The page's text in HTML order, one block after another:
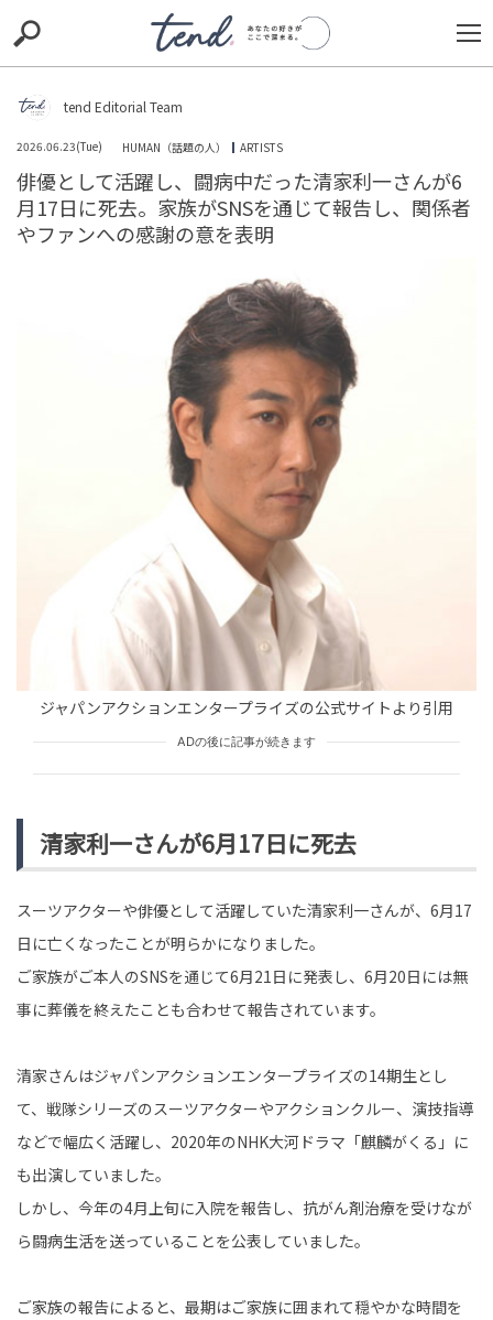
trill nordot RECOMMEND ARENA TOP
「お前の仕事なんて意味がない」と言い放った上司が、
突然退職…その後、私に連絡してきたワケ【短編小説】
TREND（トレンド深堀）
STORY
tend Editorial Team
「あの子、言うこと聞かないんですよ」表ではフォロー
役だった先輩が課長に放っていた嘘。翌日、私が態度を
変えた結果
TREND（トレンド深堀）
STORY
tend Editorial Team
「ニコニコ超会議」でひろゆき氏が襲撃被害、主催のド
対応をしてはいけない...
tend Editorial Team
2026.06.23(Tue) HUMAN（話題の人） ARTISTS
俳優として活躍し、闘病中だった清家利一さんが6
月17日に死去。家族がSNSを通じて報告し、関係者
やファンへの感謝の意を表明
ジャパンアクションエンタープライズの公式サイトより引用
ADの後に記事が続きます
清家利一さんが6月17日に死去
スーツアクターや俳優として活躍していた清家利一さんが、6月17
日に亡くなったことが明らかになりました。
ご家族がご本人のSNSを通じて6月21日に発表し、6月20日には無
事に葬儀を終えたことも合わせて報告されています。
清家さんはジャパンアクションエンタープライズの14期生とし
て、戦隊シリーズのスーツアクターやアクションクルー、演技指導
などで幅広く活躍し、2020年のNHK大河ドラマ「麒麟がくる」に
も出演していました。
しかし、今年の4月上旬に入院を報告し、抗がん剤治療を受けなが
ら闘病生活を送っていることを公表していました。
ご家族の報告によると、最期はご家族に囲まれて穏やかな時間を